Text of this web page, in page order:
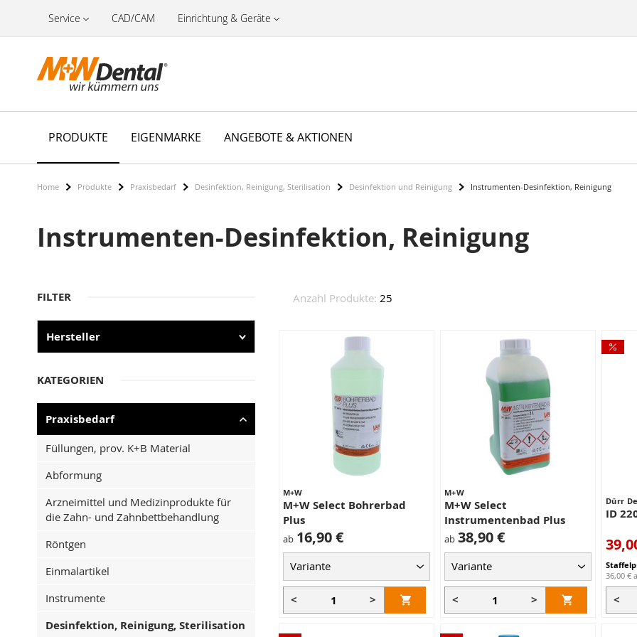
Service CAD/CAM Einrichtung & Geräte
PRODUKTE EIGENMARKE ANGEBOTE & AKTIONEN
Home Produkte Praxisbedarf Desinfektion, Reinigung, Sterilisation Desinfektion und Reinigung Instrumenten-Desinfektion, Reinigung
Instrumenten-Desinfektion, Reinigung
Anzahl Produkte: 25
M+W
M+W Select Bohrerbad
Plus
ab 16,90 €
< >
M+W
M+W Select
Instrumentenbad Plus
ab 38,90 €
< >
Dürr
ID
36,00 €
<
FILTER
Hersteller
KATEGORIEN
Praxisbedarf
Füllungen, prov. K+B Material
Abformung
Arzneimittel und Medizinprodukte für
die Zahn- und Zahnbettbehandlung
Röntgen
Einmalartikel
Instrumente
Desinfektion, Reinigung, Sterilisation